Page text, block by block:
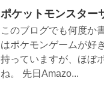
ポケットモンスター
このブログでも何度か
はポケモンゲームが好
持っていますが、ほぼ
ね。 先日Amazo...